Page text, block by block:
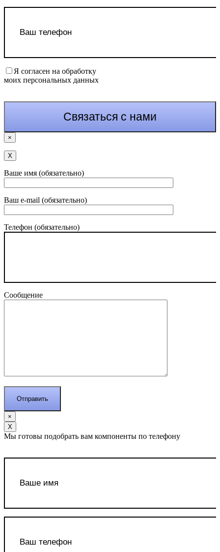
Я согласен на обработку
моих персональных данных
×
Х
Ваше имя (обязательно)
Ваш e-mail (обязательно)
Телефон (обязательно)
Сообщение
×
Х
Мы готовы подобрать вам компоненты по телефону